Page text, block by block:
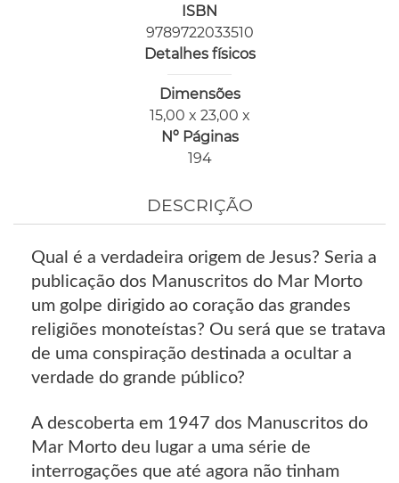
ISBN
9789722033510
Detalhes físicos
Dimensões
15,00 x 23,00 x
Nº Páginas
194
DESCRIÇÃO
Qual é a verdadeira origem de Jesus? Seria a
publicação dos Manuscritos do Mar Morto
um golpe dirigido ao coração das grandes
religiões monoteístas? Ou será que se tratava
de uma conspiração destinada a ocultar a
verdade do grande público?
A descoberta em 1947 dos Manuscritos do
Mar Morto deu lugar a uma série de
interrogações que até agora não tinham